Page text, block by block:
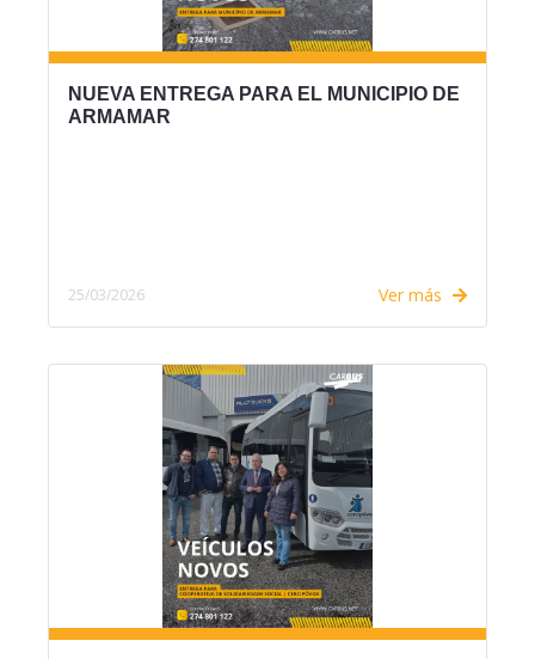
NUEVA ENTREGA PARA EL MUNICIPIO DE
ARMAMAR
25/03/2026 Ver más